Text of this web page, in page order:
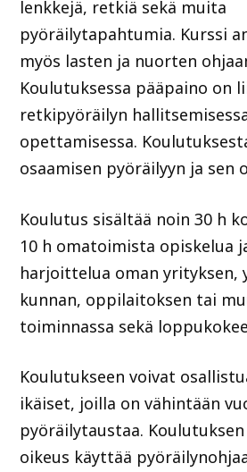
lenkkejä, retkiä sekä muita
pyöräilytapahtumia. Kurssi
myös lasten ja nuorten
Koulutuksessa pääpaino on
retkipyöräilyn
opettamisessa.
osaamisen pyöräilyyn ja sen
Koulutus sisältää noin 30 h
10 h omatoimista opiskelua
harjoittelua oman yrityksen,
kunnan, oppilaitoksen tai
toiminnassa sekä
Koulutukseen voivat
ikäiset, joilla on vähintään
pyöräilytaustaa.
oikeus käyttää